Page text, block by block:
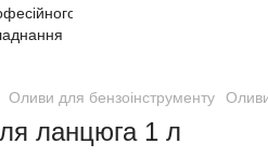
Оливи для бензоінструменту
ланцюга 1 л